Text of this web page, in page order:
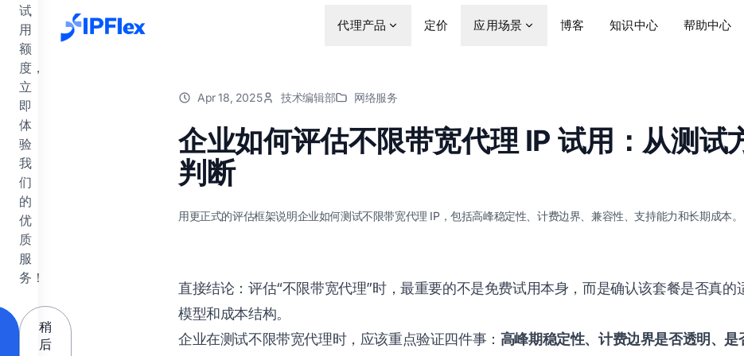
试
用
额
度，
立
即
体
验
我
们
的
优
质
服
务！
稍
后
跳到主要内容
代理产品 定价 应用场景 博客 知识中心 帮助中心
Apr 18, 2025 技术编辑部 网络服务
企业如何评估不限带宽代理 IP 试用：从测试
判断
用更正式的评估框架说明企业如何测试不限带宽代理 IP，包括高峰稳定性、计费边界、兼容性、支持能力和长期成本。
直接结论：评估“不限带宽代理”时，最重要的不是免费试用本身，而是确认该套餐是否真的
模型和成本结构。
企业在测试不限带宽代理时，应该重点验证四件事： 高峰期稳定性、计费边界是否透明、